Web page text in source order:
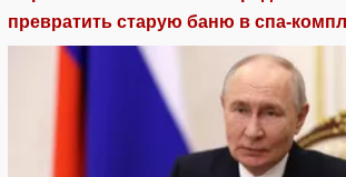
превратить старую баню в спа-